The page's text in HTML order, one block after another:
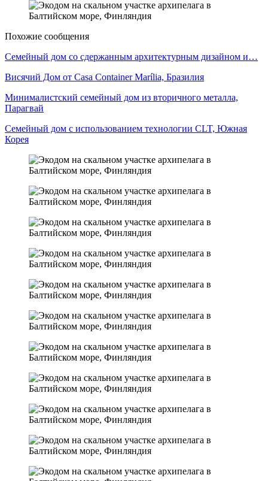
Похожие сообщения
Семейный дом со сдержанным архитектурным дизайном и…
Висячий Дом от Casa Container Marília, Бразилия
Минималистский семейный дом из вторичного металла,
Парагвай
Семейный дом с использованием технологии CLT, Южная
Корея